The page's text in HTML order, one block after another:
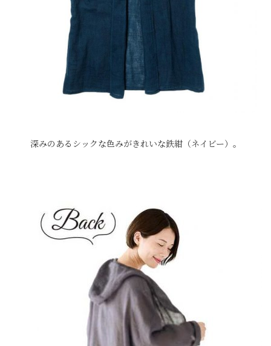
深みのあるシックな色みがきれいな鉄紺（ネイビー）。